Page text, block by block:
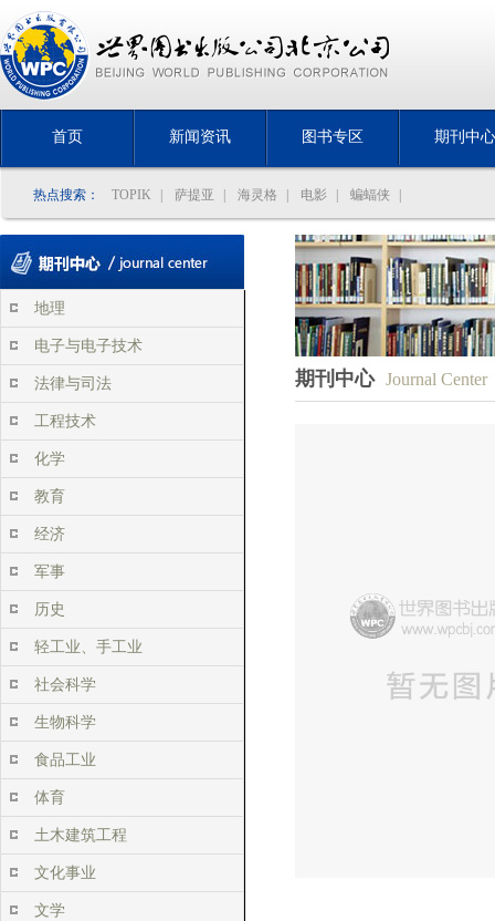
首页 新闻资讯 图书专区 期刊中心
热点搜索： TOPIK 萨提亚 海灵格 电影 蝙蝠侠
地理
电子与电子技术
法律与司法
工程技术
化学
教育
经济
军事
历史
轻工业、手工业
社会科学
生物科学
食品工业
体育
土木建筑工程
文化事业
文学
期刊中心 Journal Center